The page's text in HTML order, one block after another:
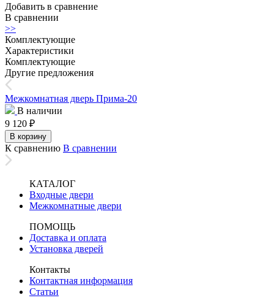
Добавить в сравнение
В сравнении
>>
Комплектующие
Характеристики
Комплектующие
Другие предложения
Межкомнатная дверь Прима-20
В наличии
9 120 ₽
В корзину
К сравнению В сравнении
КАТАЛОГ
Входные двери
Межкомнатные двери
ПОМОЩЬ
Доставка и оплата
Установка дверей
Контакты
Контактная информация
Статьи